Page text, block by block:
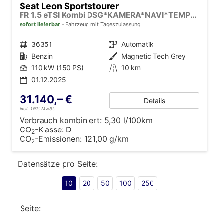
Seat Leon Sportstourer
FR 1.5 eTSI Kombi DSG*KAMERA*NAVI*TEMPOMAT*3-ZONE KILMAAUTOMATIK*VIRTUAL COCKPIT*
sofort lieferbar Fahrzeug mit Tageszulassung
Fahrzeugnr. 36351 Getriebe Automatik
Kraftstoff Benzin Außenfarbe Magnetic Tech Grey
Leistung 110 kW (150 PS) Kilometerstand 10 km
01.12.2025
31.140,– €
incl. 19% MwSt.
Details
Verbrauch kombiniert: 5,30 l/100km
CO2-Klasse: D
CO2-Emissionen: 121,00 g/km
Datensätze pro Seite:
10 20 50 100 250
Seite: